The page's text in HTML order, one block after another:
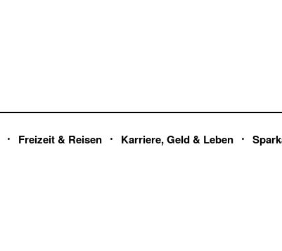
Freizeit & Reisen Karriere, Geld & Leben